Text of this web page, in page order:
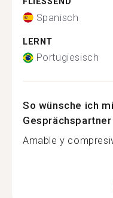
Spanisch
LERNT
Portugiesisch
So wünsche ich
Gesprächspartner
Amable y